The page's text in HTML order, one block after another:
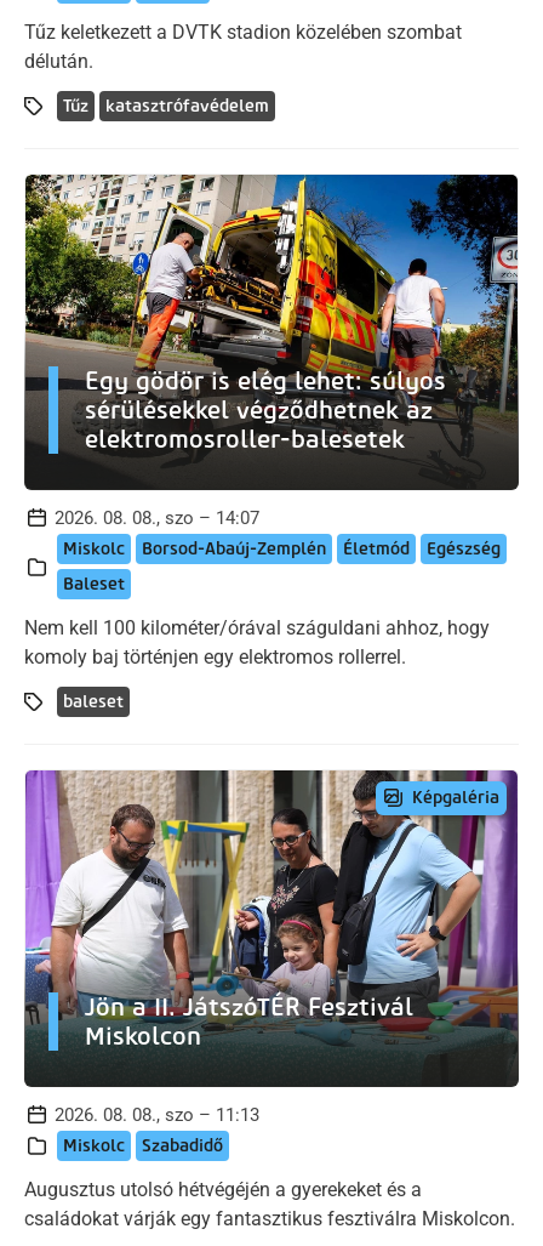
Tűz keletkezett a DVTK stadion közelében szombat
délután.
Tűz katasztrófavédelem
Egy gödör is elég lehet: súlyos
sérülésekkel végződhetnek az
elektromosroller-balesetek
2026. 08. 08., szo – 14:07
Miskolc Borsod-Abaúj-Zemplén Életmód
Egészség
Baleset
Nem kell 100 kilométer/órával száguldani ahhoz, hogy
komoly baj történjen egy elektromos rollerrel.
baleset
Képgaléria
Jön a II. JátszóTÉR Fesztivál
Miskolcon
2026. 08. 08., szo – 11:13
Miskolc Szabadidő
Augusztus utolsó hétvégéjén a gyerekeket és a
családokat várják egy fantasztikus fesztiválra Miskolcon.